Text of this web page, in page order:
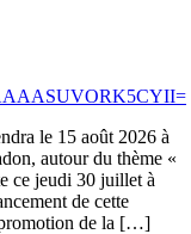
le 15 août 2026 à
autour du thème «
ce jeudi 30 juillet à
de cette
promotion de la […]